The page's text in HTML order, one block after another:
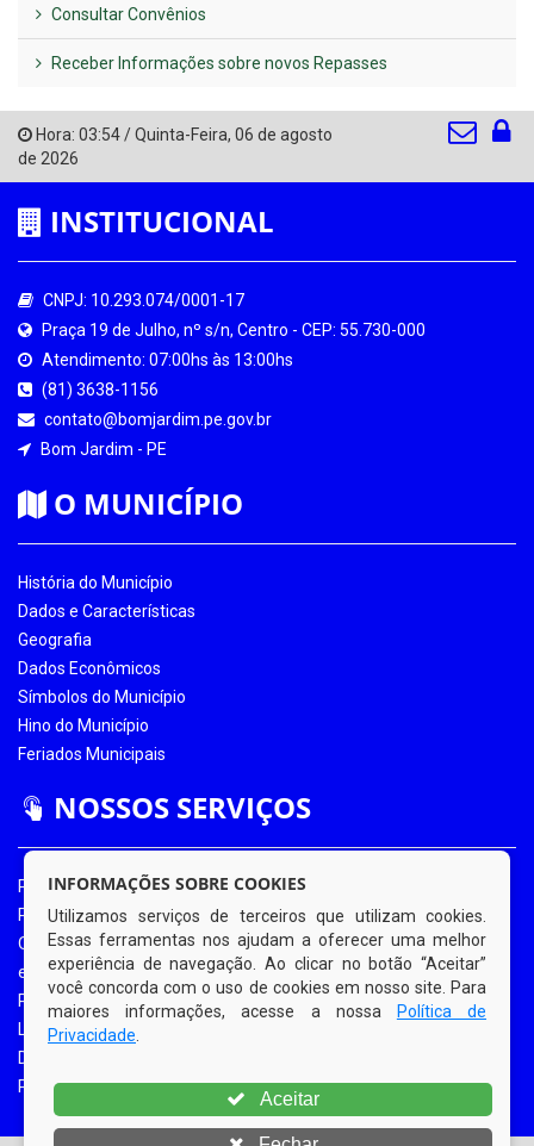
Consultar Convênios
Receber Informações sobre novos Repasses
Hora: 03:54/Quinta-Feira, 06 de agosto
de 2026
INSTITUCIONAL
CNPJ: 10.293.074/0001-17
Praça 19 de Julho, nº s/n, Centro - CEP: 55.730-000
Atendimento: 07:00hs às 13:00hs
(81) 3638-1156
contato@bomjardim.pe.gov.br
Bom Jardim - PE
O MUNICÍPIO
História do Município
Dados e Características
Geografia
Dados Econômicos
Símbolos do Município
Hino do Município
Feriados Municipais
NOSSOS SERVIÇOS
Portal da Transparência
Portal da Transparência COVID-19
Ouvidoria Eletrônica
e-SIC
Processos de Licitação
Licitações em Andamento
Diário Oficial
Portal do Contribuinte
INFORMAÇÕES SOBRE COOKIES
Utilizamos serviços de terceiros que utilizam cookies.
Essas ferramentas nos ajudam a oferecer uma melhor
experiência de navegação. Ao clicar no botão “Aceitar”
você concorda com o uso de cookies em nosso site. Para
maiores informações, acesse a nossa
Política de
Privacidade
Aceitar